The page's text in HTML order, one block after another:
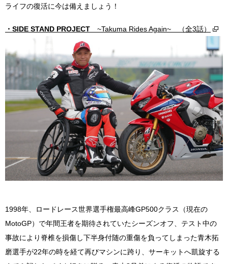
ライフの復活に今は備えましょう！
・SIDE STAND PROJECT ~Takuma Rides Again~ （全3話）
1998年、ロードレース世界選手権最高峰GP500クラス（現在の
MotoGP）で年間王者を期待されていたシーズンオフ、テスト中の
事故により脊椎を損傷し下半身付随の重傷を負ってしまった青木拓
磨選手が22年の時を経て再びマシンに跨り、サーキットへ凱旋する